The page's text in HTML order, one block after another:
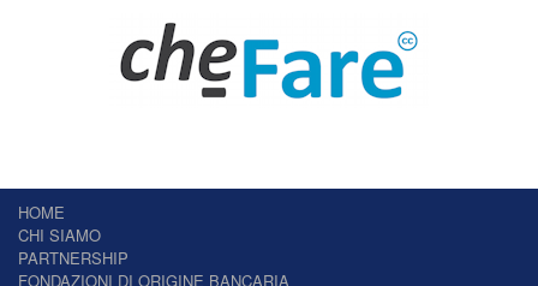
HOME
CHI SIAMO
PARTNERSHIP
FONDAZIONI DI ORIGINE BANCARIA